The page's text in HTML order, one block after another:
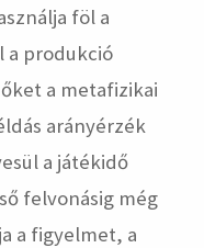
föl a
a produkció
a metafizikai
arányérzék
a játékidő
felvonásig még
a figyelmet, a